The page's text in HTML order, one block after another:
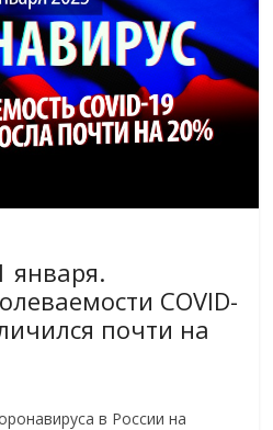
января.
COVID-
почти на
в России на